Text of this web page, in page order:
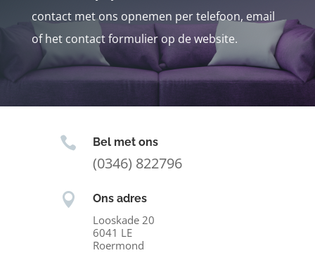
contact met ons opnemen per telefoon, email
of het contact formulier op de website.
 Bel met ons
(0346) 822796
 Ons adres
Looskade 20
6041 LE
Roermond